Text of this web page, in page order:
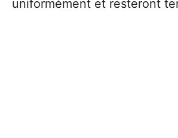
uniformément et resteront